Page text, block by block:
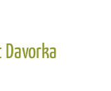
Davorka